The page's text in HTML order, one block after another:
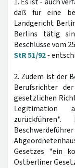
daß für eine
Landgericht
Berlins tätig
Beschlüsse vom
StR 51/92-
2. Zudem ist der
Berufsrichter
gesetzlichen
Legitimation
Gesetzes "ein
Ostberliner